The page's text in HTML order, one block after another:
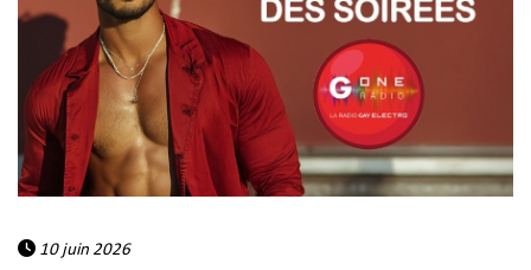
10 juin 2026